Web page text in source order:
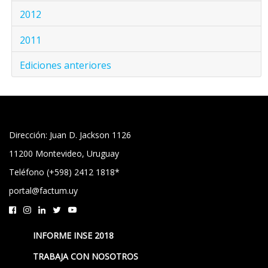
2012
2011
Ediciones anteriores
Dirección: Juan D. Jackson 1126
11200 Montevideo, Uruguay
Teléfono (+598) 2412 1818*
portal@factum.uy
INFORME INSE 2018
TRABAJA CON NOSOTROS